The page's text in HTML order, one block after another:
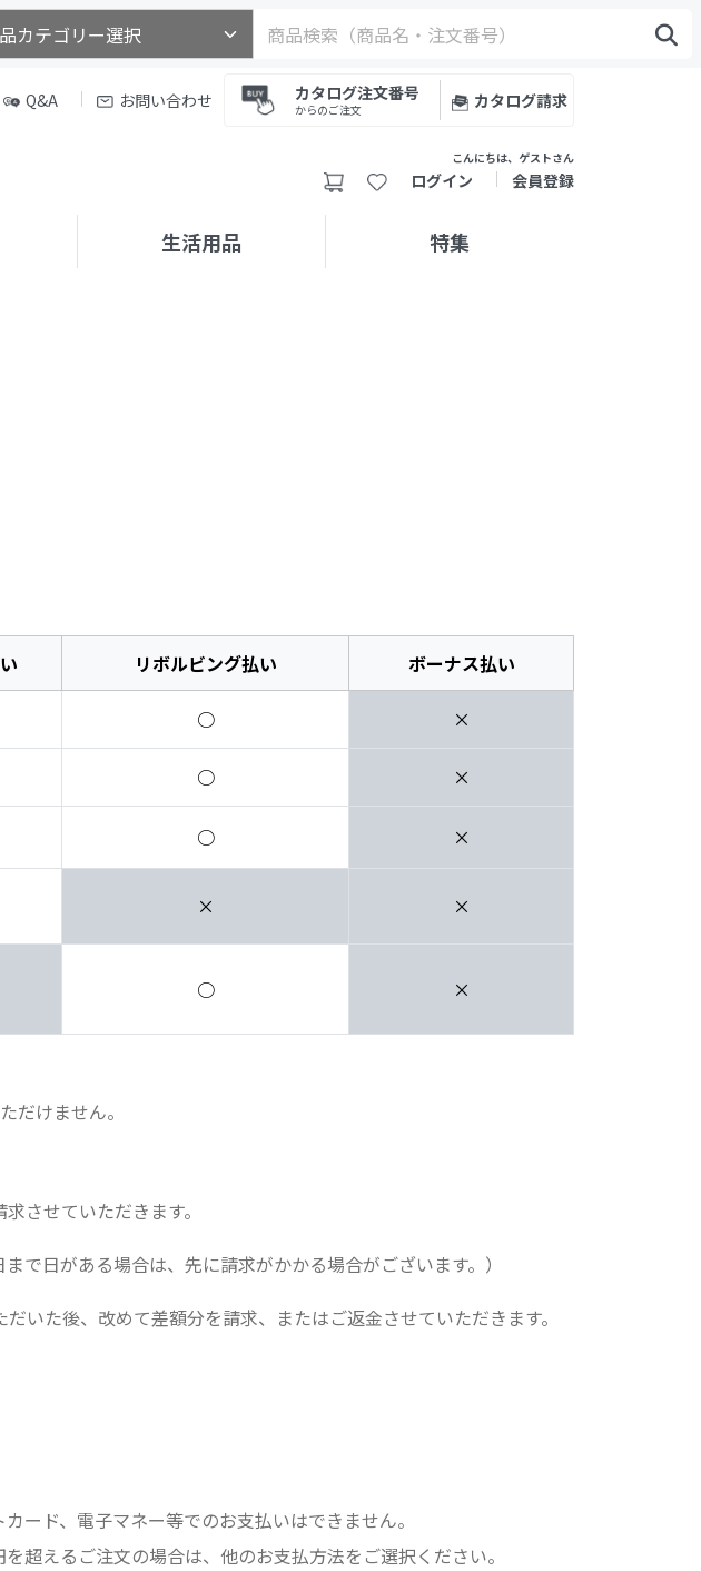
Q&A お問い合わせ カタログ注文番号
からのご注文 カタログ請求
こんにちは、ゲストさん
ログイン 会員登録
生活用品 特集
リボルビング払い ボーナス払い
○ ×
○ ×
○ ×
× ×
○ ×
だけません。
させていただきます。
で日がある場合は、先に請求がかかる場合がございます。）
いた後、改めて差額分を請求、またはご返金させていただきます。
ード、電子マネー等でのお支払いはできません。
超えるご注文の場合は、他のお支払方法をご選択ください。